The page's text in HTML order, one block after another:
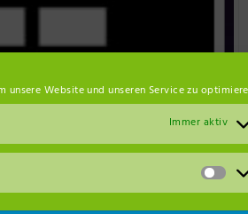
unsere Website und unseren Service zu
Immer aktiv